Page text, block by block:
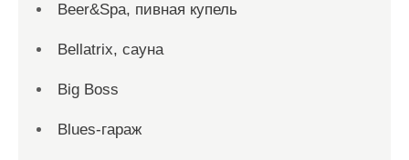
Beer&Spa, пивная купель
Bellatrix, сауна
Big Boss
Blues-гараж